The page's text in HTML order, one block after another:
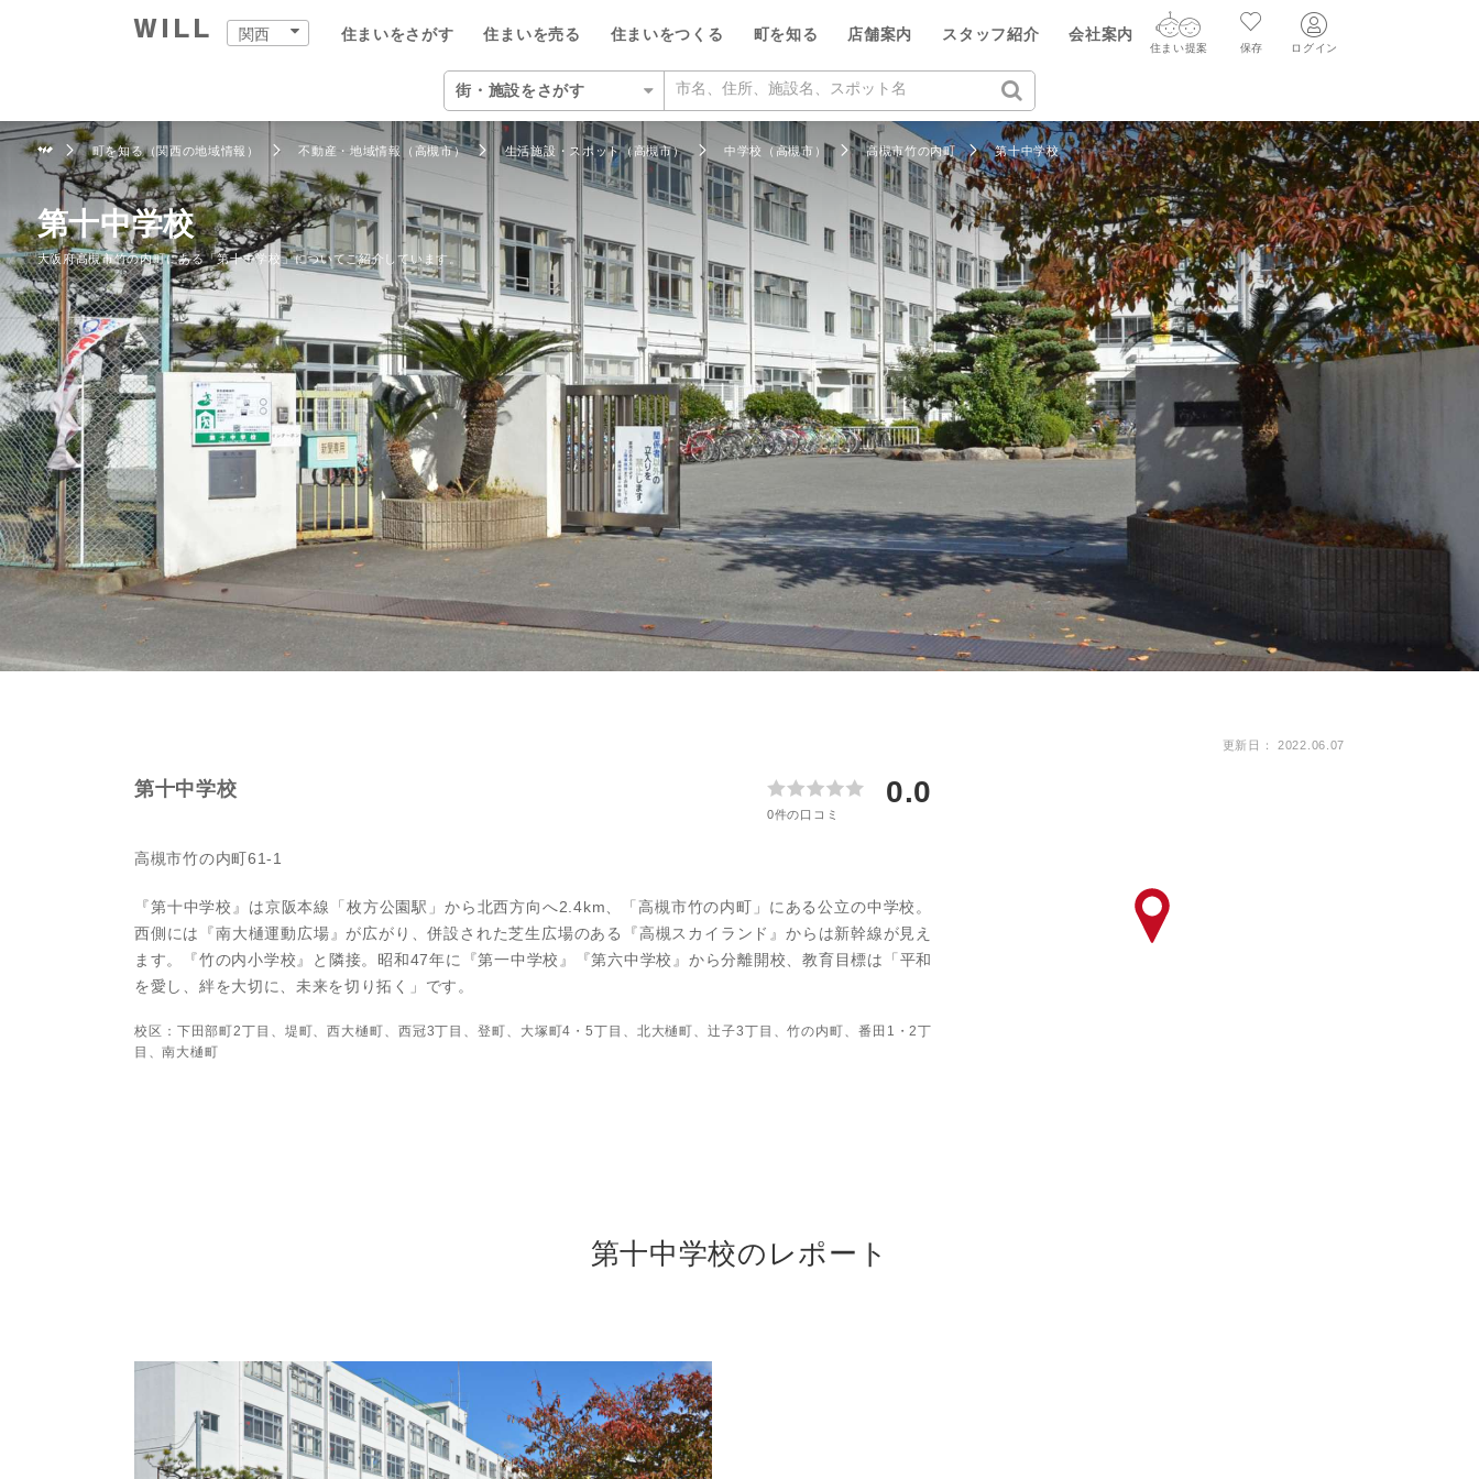
関西 住まいをさがす 住まいを売る 住まいをつくる 町を知る 店舗案内 スタッフ紹介 会社案内
ログイン
保存
住まい提案
街・施設をさがす
住まいをさがす
住まい事例をさがす
街・施設をさがす
営業所をさがす
スタッフをさがす
新規会員登録
AIウィルくんの提案
AI住まい提案を受ける
AI査定・チャット相談する
不動産エージェントの提案
価格査定を依頼する
相場データを依頼する
ログイン
新規会員登録
住まいをさがす（関西） TOP
物件を検索する
住所からさがす
沿線・駅からさがす
学校区からさがす
特徴からさがす
投資用物件をさがす
新着物件をさがす
価格変更物件をさがす
設備からさがす
シンプル検索
AIでさがす
特集
平日の家探しで仲介手数料30%OFF
新着物件お知らせメール
相場データ提供サービス
買替えシミュレーション
買替え成功のポイント
購入時・購入後のサポート
不動産用語
住まいをさがすときに役立つ読みもの
購入に関する問合せ
住まいを売る（関西） TOP
相場と買いたい人を調べる
ウィルが選ばれる5つの理由
仲介手数料が最大半額
買いたい人が集まる3つの理由
住まいの魅力を引き出す宣伝力
チームで売却をサポート
建物の検査と保証サービス
特集
ウィルの不動産買取
価格査定サービス
AI査定＋チャット相談
相場データ提供サービス
買替えシミュレーション
売主さま向けのサービス
割引サービスの案内
住まいを売るときに役立つ読みもの
読みもの
不動産売却の流れ
売却依頼時の契約の種類
売却成功のコツ
買替え成功のポイント
不動産の売却Q&A
マンガで分かる住まいの売却
ピッタリ売却スタイル診断
売却に関する問合せ
中古×リフォーム
中古×リフォーム（関西） TOP
リフォーム事例集
中古×リフォームとは
ウィルが選ばれる理由
チームワークで住まい作りをサポート
リフォーム一体型住宅ローン
工事の様子を共有するイエナカログ
安心の自社施工・自社管理体制
お客さまの声（リフォーム）
ウィルの中古×リフォームの本
知っておきたいトラブル
購入時・購入後のサポート
リフォームするときに役立つ読みもの
リフォームに関する問合せ
町を知る（関西） TOP
兵庫県
宝塚市
尼崎市
伊丹市
西宮市
芦屋市
川西市
川辺郡猪名川町
神戸市東灘区
神戸市灘区
大阪府
池田市
箕面市
豊中市
吹田市
豊能郡豊能町
摂津市
高槻市
関西の店舗一覧 TOP
兵庫県
宝塚本店
西宮営業所
岡本営業所
塚口営業所
伊丹営業所
川西営業所
大阪府
箕面営業所
豊中営業所
江坂営業所
茨木営業所
高槻営業所
ウィルグループの全スタッフ TOP
住まい・暮らしのサポート
ウィルのスタッフ
ウィル空間デザインのスタッフ
ウィルフィナンシャルコミュニケーシ
ョンズのスタッフ
デザイン・コンサルティング
ウィルスタジオのスタッフ
企業情報
企業情報 TOP
会社概要
トップメッセージ
歴史・沿革
組織図
開発分譲実績
本社へのアクセス
採用情報
CSR活動
ウィルのストーリー
事業紹介
事業紹介 TOP
ワンストップサービス
不動産流通事業
リフォーム・リノベーション事業
開発分譲事業
ファイナンシャルプランニング事業
家具事業
賃貸事業
広告代理・クリエイティブ事業
コンサルティング事業
投資家情報
投資家情報 TOP
IRニュース
投資家の皆様へ
決算発表
IRカレンダー
電子公告
株式関連情報
会社見学会
IRに関する問合せ
ニュースリリース
すべてのニュースリリース
町を知る（関西の地域情報） 不動産・地域情報（高槻市） 生活施設・スポット（高槻市） 中学校（高槻市） 高槻市竹の内町 第十中学校
第十中学校
大阪府高槻市竹の内町にある「第十中学校」についてご紹介しています。
更新日： 2022.06.07
第十中学校 0.0
0件の口コミ
高槻市竹の内町61-1
『第十中学校』は京阪本線「枚方公園駅」から北西方向へ2.4km、「高槻市竹の内町」にある公立の中学校。
西側には『南大樋運動広場』が広がり、併設された芝生広場のある『高槻スカイランド』からは新幹線が見え
ます。『竹の内小学校』と隣接。昭和47年に『第一中学校』『第六中学校』から分離開校、教育目標は「平和
を愛し、絆を大切に、未来を切り拓く」です。
校区：下田部町2丁目、堤町、西大樋町、西冠3丁目、登町、大塚町4・5丁目、北大樋町、辻子3丁目、竹の内町、番田1・2丁
目、南大樋町
第十中学校のレポート